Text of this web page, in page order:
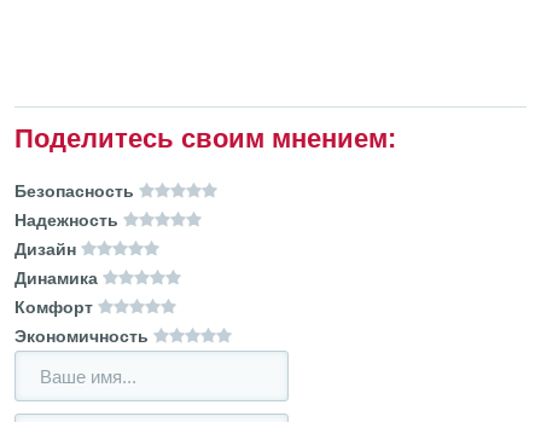
Поделитесь своим мнением:
Безопасность
Надежность
Дизайн
Динамика
Комфорт
Экономичность